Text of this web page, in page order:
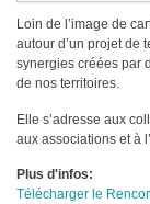
Loin de l’image de
autour d’un projet de
synergies créées par
de nos territoires.
Elle s’adresse aux
aux associations et à
Plus d'infos
Télécharger le